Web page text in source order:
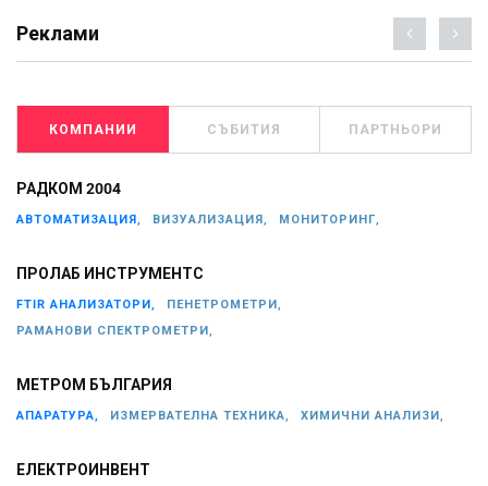
Реклами
КОМПАНИИ СЪБИТИЯ ПАРТНЬОРИ
РАДКОМ 2004
АВТОМАТИЗАЦИЯ, ВИЗУАЛИЗАЦИЯ, МОНИТОРИНГ,
ПРОЛАБ ИНСТРУМЕНТС
FTIR АНАЛИЗАТОРИ,
ПЕНЕТРОМЕТРИ,
РАМАНОВИ СПЕКТРОМЕТРИ,
МЕТРОМ БЪЛГАРИЯ
АПАРАТУРА, ИЗМЕРВАТЕЛНА ТЕХНИКА, ХИМИЧНИ АНАЛИЗИ,
ЕЛЕКТРОИНВЕНТ